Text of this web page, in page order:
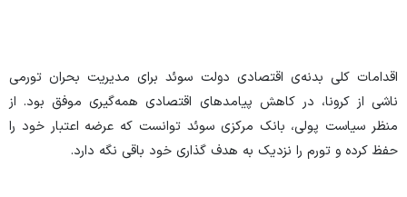
اقدامات کلی بدنه‌ی اقتصادی دولت سوئد برای مدیریت بحران تورمی
ناشی از کرونا، در کاهش پیامد‌های اقتصادی همه‌گیری موفق بود. از
منظر سیاست پولی، بانک مرکزی سوئد توانست که عرضه اعتبار خود را
حفظ کرده و تورم را نزدیک به هدف گذاری خود باقی نگه دارد.